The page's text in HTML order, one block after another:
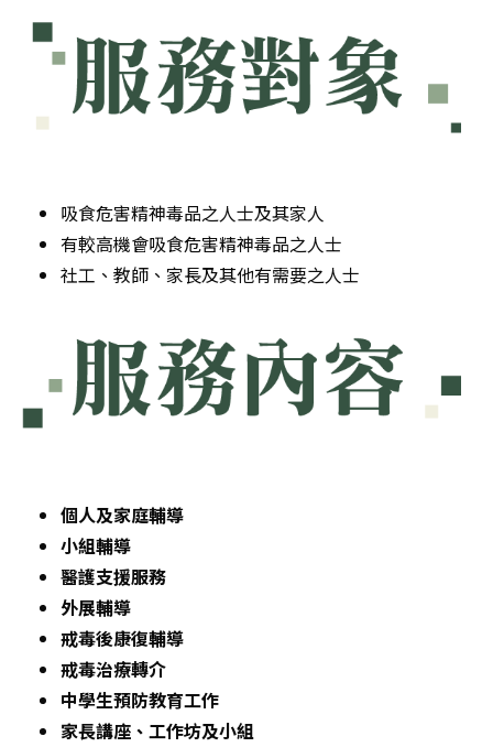
吸食危害精神毒品之人士及其家人
有較高機會吸食危害精神毒品之人士
社工、教師、家長及其他有需要之人士
個人及家庭輔導
小組輔導
醫護支援服務
外展輔導
戒毒後康復輔導
戒毒治療轉介
中學生預防教育工作
家長講座、工作坊及小組